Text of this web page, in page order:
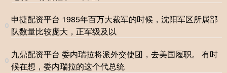
申捷配资平台 1985年百万大裁军的时候，沈阳军区所属部
队数量比较庞大，正军级及以
九鼎配资平台 委内瑞拉将派外交使团，去美国履职。 有时
候在想，委内瑞拉的这个代总统